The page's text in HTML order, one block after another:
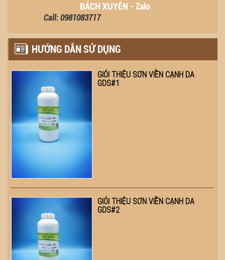
BÁCH XUYÊN - Zalo
Call: 0981083717
HƯỚNG DẪN SỬ DỤNG
GIÓI THIỆU SƠN VIỀN CẠNH DA
GDS#1
GIÓI THIỆU SƠN VIỀN CẠNH DA
GDS#2